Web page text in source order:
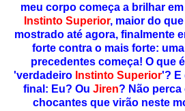
meu corpo começa a brilhar
Instinto Superior, maior do
mostrado até agora, finalmente
forte contra o mais forte:
precedentes começa! O que
'verdadeiro Instinto Superior'? E
final: Eu? Ou Jiren? Não
chocantes que virão neste